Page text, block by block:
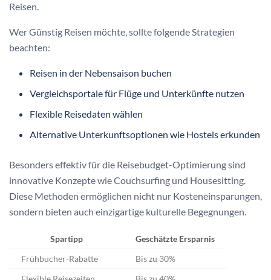
Reisen.
Wer Günstig Reisen möchte, sollte folgende Strategien
beachten:
Reisen in der Nebensaison buchen
Vergleichsportale für Flüge und Unterkünfte nutzen
Flexible Reisedaten wählen
Alternative Unterkunftsoptionen wie Hostels erkunden
Besonders effektiv für die Reisebudget-Optimierung sind
innovative Konzepte wie Couchsurfing und Housesitting.
Diese Methoden ermöglichen nicht nur Kosteneinsparungen,
sondern bieten auch einzigartige kulturelle Begegnungen.
Spartipp Geschätzte Ersparnis
Frühbucher-Rabatte Bis zu 30%